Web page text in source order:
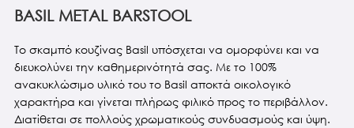
BASIL METAL BARSTOOL
To σκαμπό κουζίνας Basil υπόσχεται να ομορφύνει και να
διευκολύνει την καθημερινότητά σας. Με το 100%
ανακυκλώσιμο υλικό του το Basil αποκτά οικολογικό
χαρακτήρα και γίνεται πλήρως φιλικό προς το περιβάλλον.
Διατίθεται σε πολλούς χρωματικούς συνδυασμούς και ύψη.